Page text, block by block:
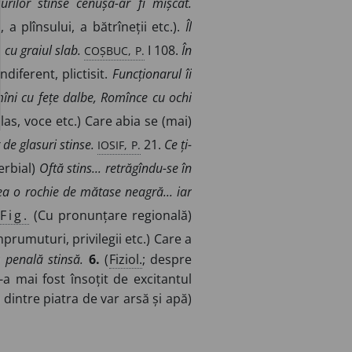
a plînsului, a bătrîneții etc.).Îl
graiul slab. COȘBUC, P. I 108.În
plictisit. Funcționarul îi
cu fețe dalbe, Romînce cu ochi
voce etc.) Care abia se (mai)
glasuri stinse. IOSIF, P. 21. Ce ți-
Oftă stins... retrăgîndu-se în
o rochie de mătase neagră... iar
Fig. (Cu pronunțare regională)
privilegii etc.) Care a
penală stinsă. 6. (Fiziol.; despre
mai fost însoțit de excitantul
piatra de var arsă și apă)